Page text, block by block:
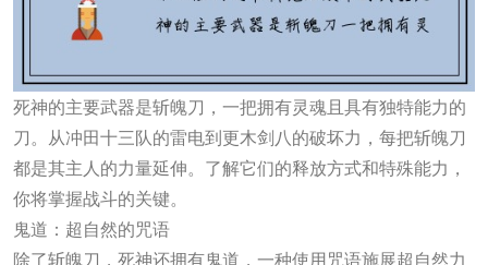
死神的主要武器是斩魄刀，一把拥有灵魂且具有独特能力的
刀。从冲田十三队的雷电到更木剑八的破坏力，每把斩魄刀
都是其主人的力量延伸。了解它们的释放方式和特殊能力，
你将掌握战斗的关键。
鬼道：超自然的咒语
除了斩魄刀，死神还拥有鬼道，一种使用咒语施展超自然力